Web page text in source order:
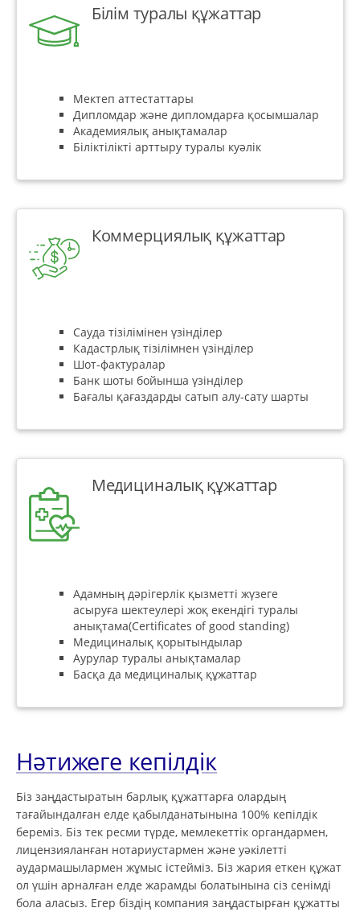
Білім туралы құжаттар
Мектеп аттестаттары
Дипломдар және дипломдарға қосымшалар
Академиялық анықтамалар
Біліктілікті арттыру туралы куәлік
Коммерциялық құжаттар
Сауда тізілімінен үзінділер
Кадастрлық тізілімнен үзінділер
Шот-фактуралар
Банк шоты бойынша үзінділер
Бағалы қағаздарды сатып алу-сату шарты
Медициналық құжаттар
Адамның дәрігерлік қызметті жүзеге
асыруға шектеулері жоқ екендігі туралы
анықтама(Certificates of good standing)
Медициналық қорытындылар
Аурулар туралы анықтамалар
Басқа да медициналық құжаттар
Нәтижеге кепілдік
Біз заңдастыратын барлық құжаттарға олардың
тағайындалған елде қабылданатынына 100% кепілдік
береміз. Біз тек ресми түрде, мемлекеттік органдармен,
лицензияланған нотариустармен және уәкілетті
аудармашылармен жұмыс істейміз. Біз жария еткен құжат
ол үшін арналған елде жарамды болатынына сіз сенімді
бола аласыз. Егер біздің компания заңдастырған құжатты